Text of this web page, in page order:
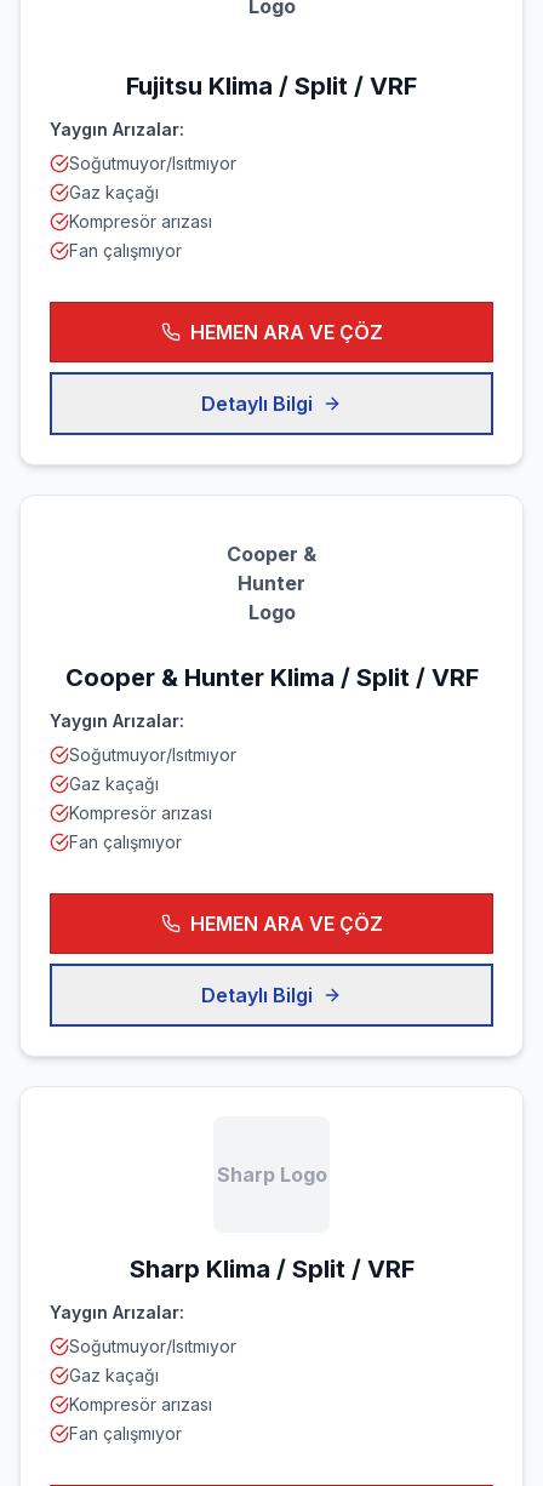
Logo
Fujitsu Klima / Split / VRF
Yaygın Arızalar:
Soğutmuyor/Isıtmıyor
Gaz kaçağı
Kompresör arızası
Fan çalışmıyor
HEMEN ARA VE ÇÖZ
Detaylı Bilgi
Cooper &
Hunter
Logo
Cooper & Hunter Klima / Split / VRF
Yaygın Arızalar:
Soğutmuyor/Isıtmıyor
Gaz kaçağı
Kompresör arızası
Fan çalışmıyor
HEMEN ARA VE ÇÖZ
Detaylı Bilgi
Sharp Logo
Sharp Klima / Split / VRF
Yaygın Arızalar:
Soğutmuyor/Isıtmıyor
Gaz kaçağı
Kompresör arızası
Fan çalışmıyor